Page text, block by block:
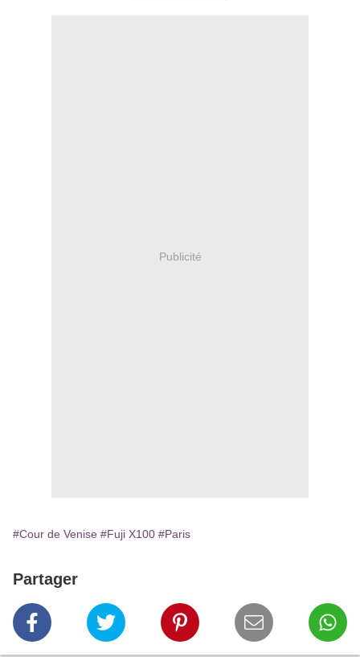
Publicité
#Cour de Venise #Fuji X100 #Paris
Partager